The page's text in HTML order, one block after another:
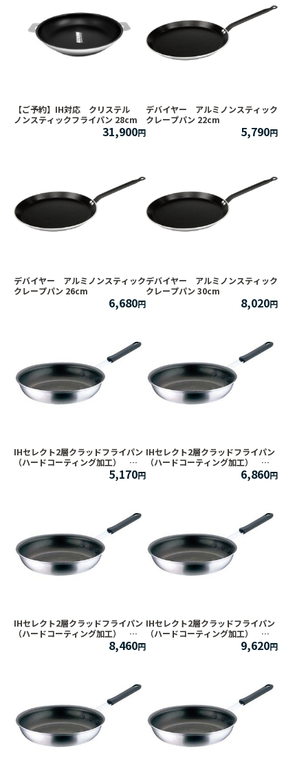
【ご予約】IH対応 クリステル
ノンスティックフライパン 28cm
31,900
デバイヤー アルミノンスティック
クレープパン 22cm
5,790
デバイヤー アルミノンスティック
クレープパン 26cm
6,680
デバイヤー アルミノンスティック
クレープパン 30cm
8,020
IHセレクト2層クラッドフライパン
（ハードコーティング加工）
5,170
IHセレクト2層クラッドフライパン
（ハードコーティング加工）
6,860
IHセレクト2層クラッドフライパン
（ハードコーティング加工）
8,460
IHセレクト2層クラッドフライパン
（ハードコーティング加工）
9,620